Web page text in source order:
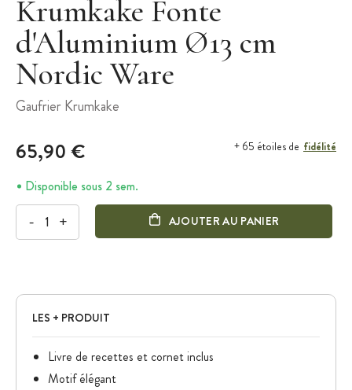
Krumkake Fonte
d'Aluminium Ø13 cm
Nordic Ware
Gaufrier Krumkake
65,90 € + 65 étoiles de fidélité
Disponible sous 2 sem.
- + AJOUTER AU PANIER
LES + PRODUIT
Livre de recettes et cornet inclus
Motif élégant